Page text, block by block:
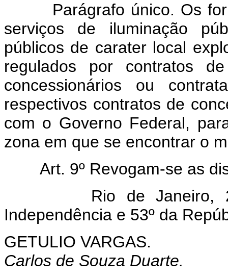
Parágrafo único. Os
serviços de iluminação
públicos de carater local
regulados por contratos
concessionários ou
respectivos contratos de
com o Governo Federal,
zona em que se encontrar o
Art. 9º Revogam-se as
Rio de Janeiro, 25
Independência e 53º da
GETULIO VARGAS.
Carlos de Souza Duarte.